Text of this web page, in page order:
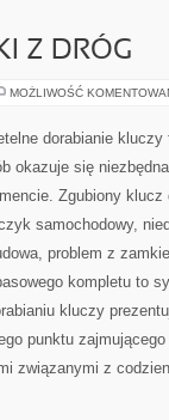
Z DRÓG
MOŻLIWOŚĆ
dorabianie
okazuje się
Zgubiony
samochodowy,
problem z
kompletu to
kluczy
punktu
związanymi z